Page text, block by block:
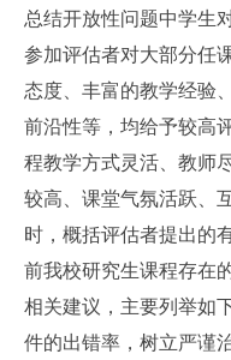
总结开放性问题中学生
参加评估者对大部分任
态度、丰富的教学经验
前沿性等，均给予较高
程教学方式灵活、教师
较高、课堂气氛活跃、
时，概括评估者提出的
前我校研究生课程存在
相关建议，主要列举如
件的出错率，树立严谨